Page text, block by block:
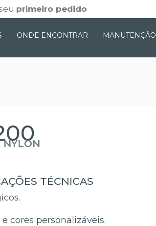
primeiro pedido
ONDE ENCONTRAR MANUTENÇÃO
NYLON
TÉCNICAS
cores personalizáveis.